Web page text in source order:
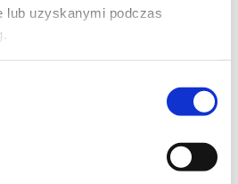
lub uzyskanymi podczas
lub skorzystaj z wyszukiwarki